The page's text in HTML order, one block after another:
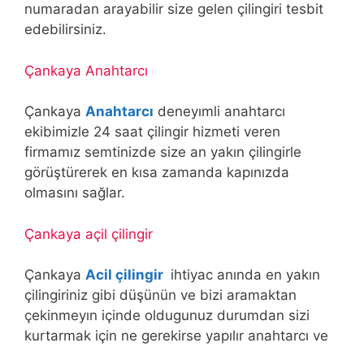
numaradan arayabilir size gelen çilingiri tesbit
edebilirsiniz.
Çankaya Anahtarcı
Çankaya Anahtarcı deneyımli anahtarcı
ekibimizle 24 saat çilingir hizmeti veren
firmamız semtinizde size an yakın çilingirle
görüştürerek en kısa zamanda kapınızda
olmasını sağlar.
Çankaya açil çilingir
Çankaya Acil çilingir ihtiyac anında en yakın
çilingiriniz gibi düşünün ve bizi aramaktan
çekinmeyın içinde oldugunuz durumdan sizi
kurtarmak için ne gerekirse yapılır anahtarcı ve